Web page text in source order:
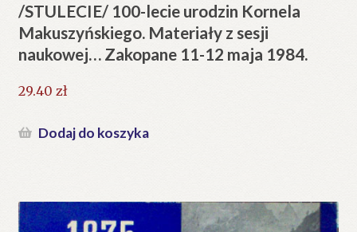
/STULECIE/ 100-lecie urodzin Kornela
Makuszyńskiego. Materiały z sesji
naukowej… Zakopane 11-12 maja 1984.
29.40 zł
Dodaj do koszyka